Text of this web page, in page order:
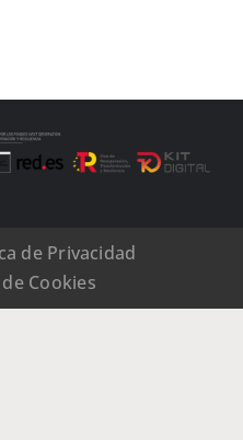
de Privacidad
Cookies